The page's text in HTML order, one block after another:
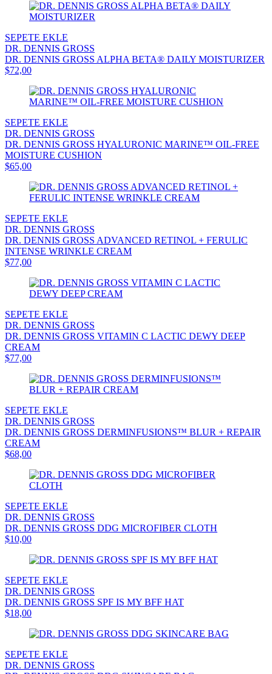
SEPETE EKLE
DR. DENNIS GROSS
DR. DENNIS GROSS ALPHA BETA® DAILY MOISTURIZER
$72,00
SEPETE EKLE
DR. DENNIS GROSS
DR. DENNIS GROSS HYALURONIC MARINE™ OIL-FREE
MOISTURE CUSHION
$65,00
SEPETE EKLE
DR. DENNIS GROSS
DR. DENNIS GROSS ADVANCED RETINOL + FERULIC
INTENSE WRINKLE CREAM
$77,00
SEPETE EKLE
DR. DENNIS GROSS
DR. DENNIS GROSS VITAMIN C LACTIC DEWY DEEP
CREAM
$77,00
SEPETE EKLE
DR. DENNIS GROSS
DR. DENNIS GROSS DERMINFUSIONS™ BLUR + REPAIR
CREAM
$68,00
SEPETE EKLE
DR. DENNIS GROSS
DR. DENNIS GROSS DDG MICROFIBER CLOTH
$10,00
SEPETE EKLE
DR. DENNIS GROSS
DR. DENNIS GROSS SPF IS MY BFF HAT
$18,00
SEPETE EKLE
DR. DENNIS GROSS